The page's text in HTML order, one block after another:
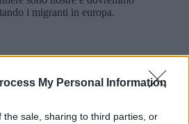
My Personal Information
the sale, sharing to third parties, or